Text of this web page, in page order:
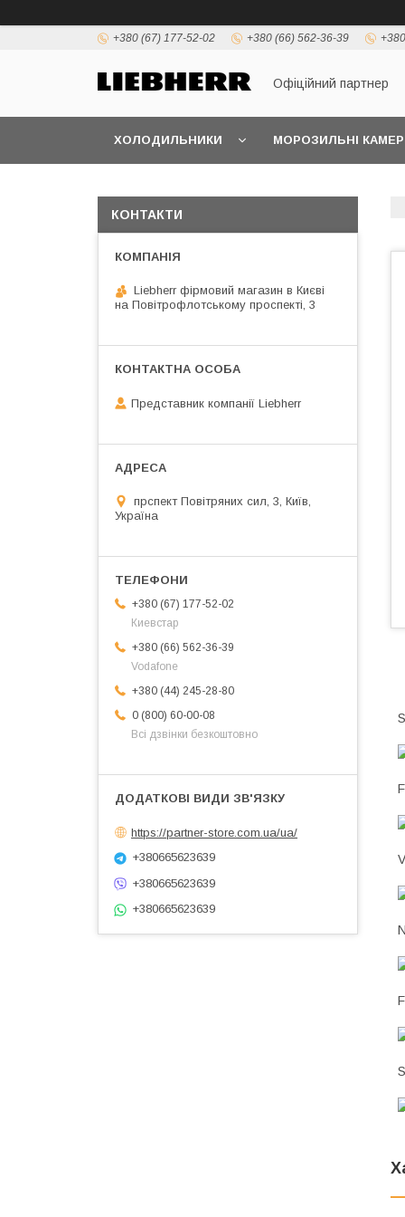
+380 (67) 177-52-02 +380 (66) 562-36-39
Офіційний партнер
ХОЛОДИЛЬНИКИ МОРОЗИЛЬНІ
КОНТАКТИ
Liebherr фірмовий магазин в Києві
на Повітрофлотському проспекті, 3
Представник компанії Liebherr
прспект Повітряних сил, 3, Київ,
Україна
+380 (67) 177-52-02
Киевстар
+380 (66) 562-36-39
Vodafone
+380 (44) 245-28-80
0 (800) 60-00-08
Всі дзвінки безкоштовно
https://partner-store.com.ua/ua/
+380665623639
+380665623639
+380665623639